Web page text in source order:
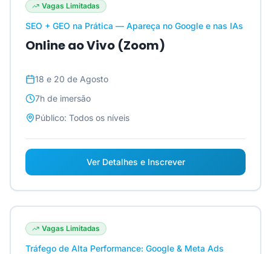
Vagas Limitadas
SEO + GEO na Prática — Apareça no Google e nas IAs
Online ao Vivo (Zoom)
18 e 20 de Agosto
7h de imersão
Público: Todos os níveis
Ver Detalhes e Inscrever
Vagas Limitadas
Tráfego de Alta Performance: Google & Meta Ads